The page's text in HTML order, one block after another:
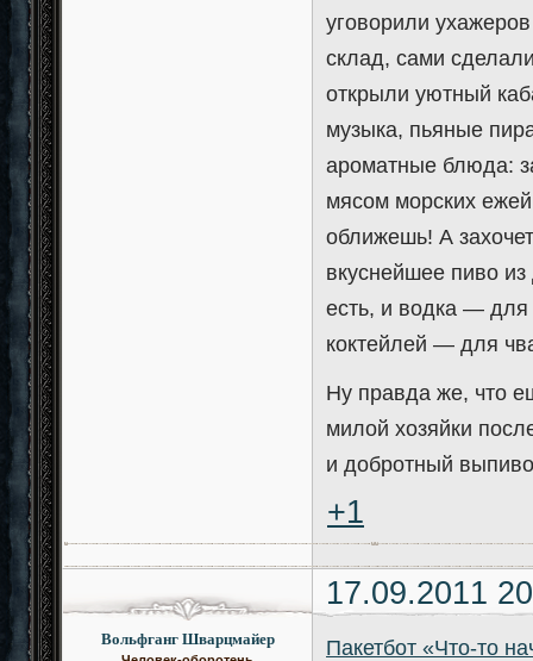
уговорили
склад, сами
открыли уютный
музыка, пьяные
ароматные блюда:
мясом морских
оближешь! А
вкуснейшее пиво
есть, и водка — для
коктейлей — для
Ну правда же, что
милой хозяйки
и добротный
+1
17.09.2011
Вольфганг Шварцмайер Пакетбот «Что-то